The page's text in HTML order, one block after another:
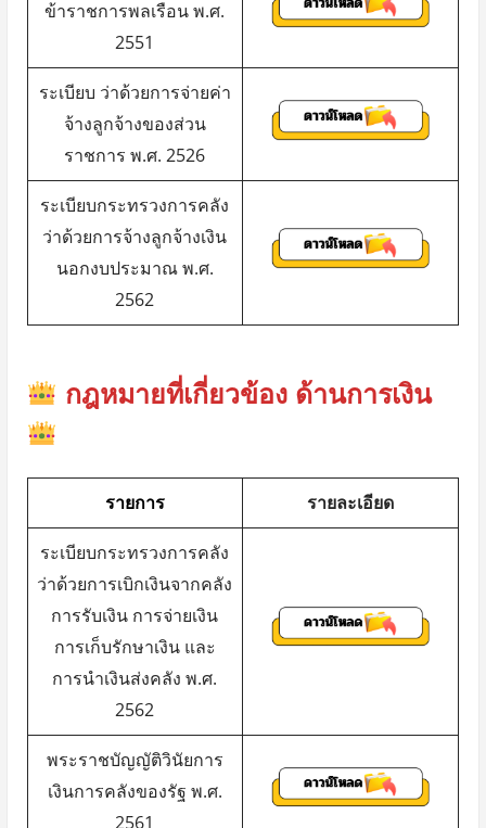
ข้าราชการพลเรือน พ.ศ.
2551
ระเบียบ ว่าด้วยการจ่ายค่า
จ้างลูกจ้างของส่วน
ราชการ พ.ศ. 2526
ระเบียบกระทรวงการคลัง
ว่าด้วยการจ้างลูกจ้างเงิน
นอกงบประมาณ พ.ศ.
2562
กฎหมายที่เกี่ยวข้อง ด้านการเงิน
รายการ รายละเอียด
ระเบียบกระทรวงการคลัง
ว่าด้วยการเบิกเงินจากคลัง
การรับเงิน การจ่ายเงิน
การเก็บรักษาเงิน และ
การนำเงินส่งคลัง พ.ศ.
2562
พระราชบัญญัติวินัยการ
เงินการคลังของรัฐ พ.ศ.
2561